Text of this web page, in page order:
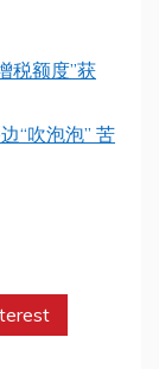
税额度”获
“吹泡泡” 苦